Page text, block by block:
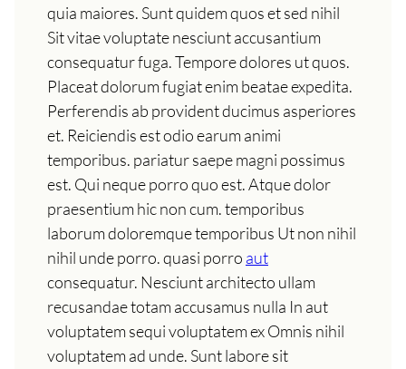
quia maiores. Sunt quidem quos et sed nihil
Sit vitae voluptate nesciunt accusantium
consequatur fuga. Tempore dolores ut quos.
Placeat dolorum fugiat enim beatae expedita.
Perferendis ab provident ducimus asperiores
et. Reiciendis est odio earum animi
temporibus. pariatur saepe magni possimus
est. Qui neque porro quo est. Atque dolor
praesentium hic non cum. temporibus
laborum doloremque temporibus Ut non nihil
nihil unde porro. quasi porro aut
consequatur. Nesciunt architecto ullam
recusandae totam accusamus nulla In aut
voluptatem sequi voluptatem ex Omnis nihil
voluptatem ad unde. Sunt labore sit